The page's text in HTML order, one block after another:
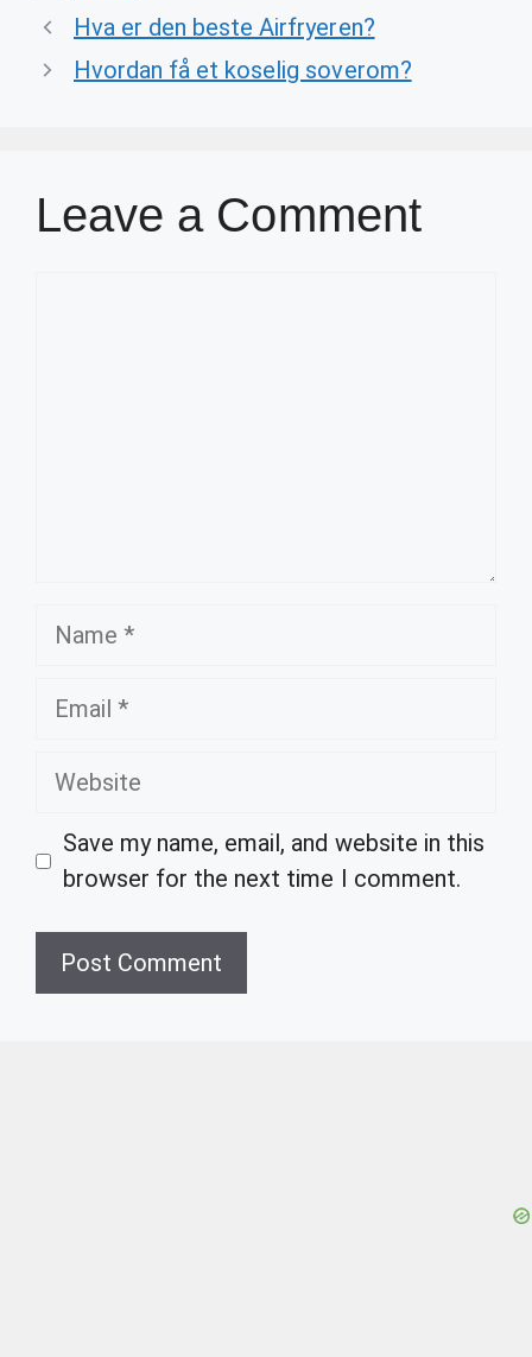
Hva er den beste Airfryeren?
Hvordan få et koselig soverom?
Leave a Comment
Name
Email
Website
Save my name, email, and website in this
browser for the next time I comment.